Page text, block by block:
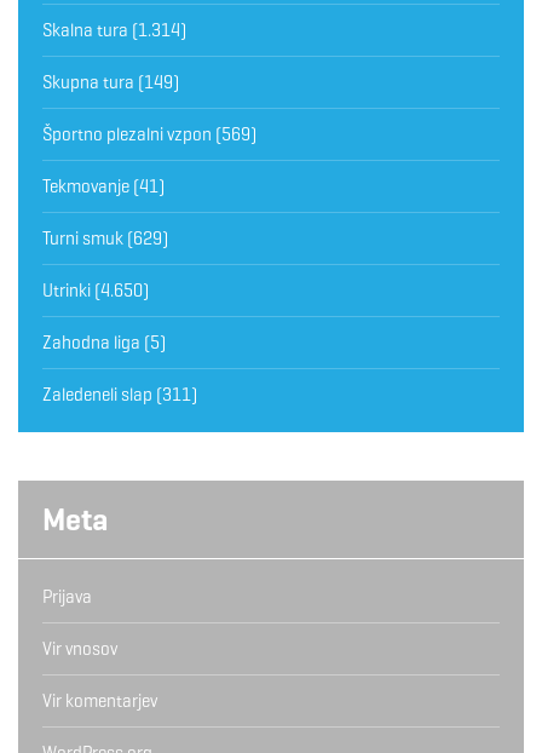
Skalna tura (1.314)
Skupna tura (149)
Športno plezalni vzpon (569)
Tekmovanje (41)
Turni smuk (629)
Utrinki (4.650)
Zahodna liga (5)
Zaledeneli slap (311)
Meta
Prijava
Vir vnosov
Vir komentarjev